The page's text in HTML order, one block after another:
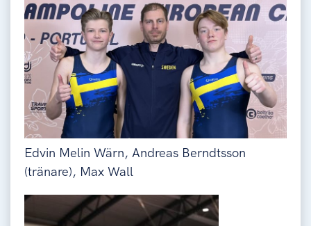
Edvin Melin Wärn, Andreas Berndtsson
(tränare), Max Wall